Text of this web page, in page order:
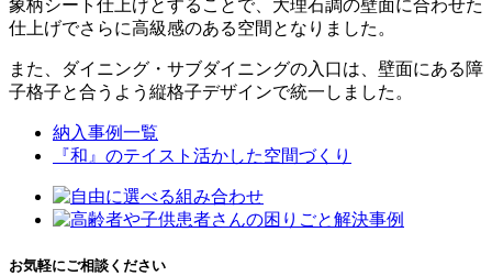
象柄シート仕上げとすることで、大理石調の壁面に合わせた
仕上げでさらに高級感のある空間となりました。
また、ダイニング・サブダイニングの入口は、壁面にある障
子格子と合うよう縦格子デザインで統一しました。
納入事例一覧
『和』のテイスト活かした空間づくり
お気軽にご相談ください